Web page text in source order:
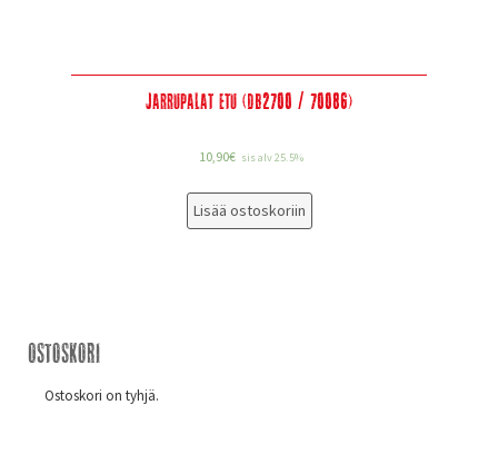
Jarrupalat etu (DB2700 / 70086)
10,90€ sis alv 25.5%
Lisää ostoskoriin
Ostoskori
Ostoskori on tyhjä.